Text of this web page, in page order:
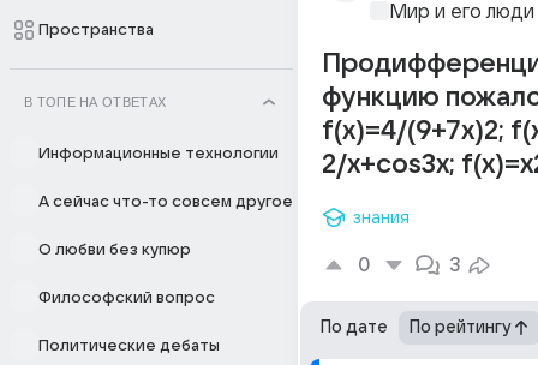
Пространства
В ТОПЕ НА ОТВЕТАХ
Информационные технологии
А сейчас что-то совсем другое
О любви без купюр
Философский вопрос
Политические дебаты
Мир и его люди
функцию
f(x)=4/(9+7x)2;
2/x+cos3x;
знания
0 3
По дате По рейтингу